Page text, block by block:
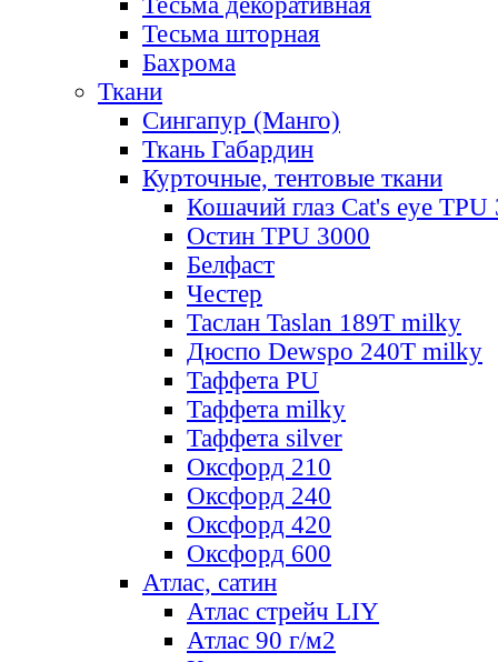
Тесьма шторная
Бахрома
Ткани
Сингапур (Манго)
Ткань Габардин
Курточные, тентовые ткани
Кошачий глаз Cat's eye TPU
Остин TPU 3000
Белфаст
Честер
Таслан Taslan 189T milky
Дюспо Dewspo 240T milky
Таффета PU
Таффета milky
Таффета silver
Оксфорд 210
Оксфорд 240
Оксфорд 420
Оксфорд 600
Атлас, сатин
Атлас стрейч LIY
Атлас 90 г/м2